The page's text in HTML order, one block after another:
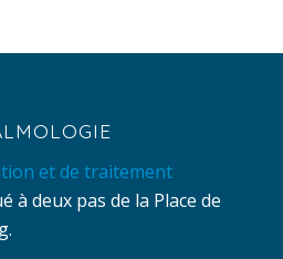
et de traitement
à deux pas de la Place de